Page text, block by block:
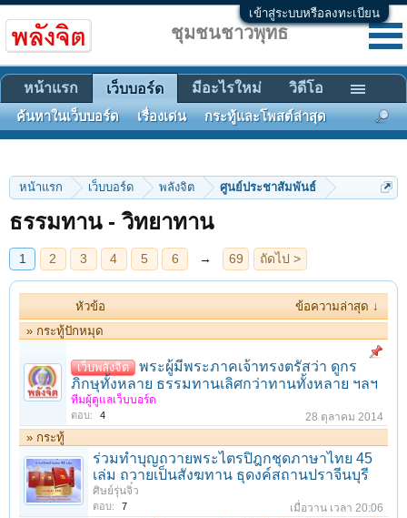
เข้าสู่ระบบหรือลงทะเบียน
หน้าแรก เว็บบอร์ด พลังจิต ศูนย์ประชาสัมพันธ์
ธรรมทาน - วิทยาทาน
2 3 4 5 6 → 69 ถัดไป >
หัวข้อ
ข้อความล่าสุด ↓
» กระทู้ปักหมุด
เว็บพลังจิต
พระผู้มีพระภาคเจ้าทรงตรัสว่า ดูกร
ภิกษุทั้งหลาย ธรรมทานเลิศกว่าทานทั้งหลาย ฯลฯ
ทีมผู้ดูแลเว็บบอร์ด
ตอบ: 4 28 ตุลาคม 2014
» กระทู้
ร่วมทําบุญถวายพระไตรปิฎกชุดภาษาไทย 45
เล่ม ถวายเป็นสังฆทาน ธุดงค์สถานปราจีนบุรี
ศิษย์รุ่นจิ๋ว
ตอบ: 7 เมื่อวาน เวลา 20:06
ชุมชนชาวพุทธ
หน้าแรก เว็บบอร์ด
ค้นหาในเว็บบอร์ด เรื่องเด่น กระทู้และโพสต์ล่าสุด
มีอะไรใหม่ วิดีโอ